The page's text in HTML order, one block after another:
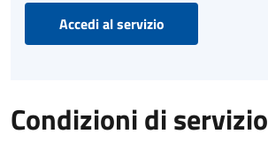
Accedi al servizio
Condizioni di servizio